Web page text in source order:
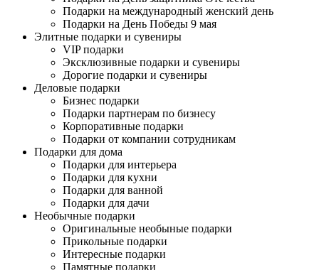
Подарки на международный женский день
Подарки на День Победы 9 мая
Элитные подарки и сувениры
VIP подарки
Эксклюзивные подарки и сувениры
Дорогие подарки и сувениры
Деловые подарки
Бизнес подарки
Подарки партнерам по бизнесу
Корпоративные подарки
Подарки от компании сотрудникам
Подарки для дома
Подарки для интерьера
Подарки для кухни
Подарки для ванной
Подарки для дачи
Необычные подарки
Оригинальные необыные подарки
Прикольные подарки
Интересные подарки
Памятные подарки